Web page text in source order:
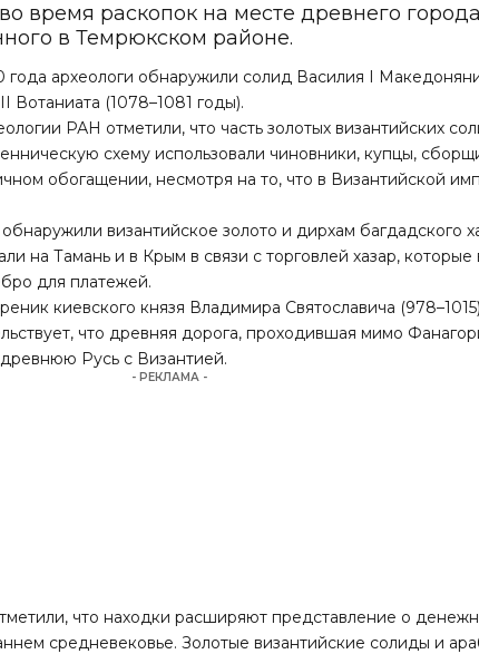
время раскопок на месте древнего города
в Темрюкском районе.
года археологи обнаружили солид Василия I
(1078–1081 годы).
РАН отметили, что часть золотых византийских
схему использовали чиновники, купцы,
обогащении, несмотря на то, что в Византийской
византийское золото и дирхам багдадского
на Тамань и в Крым в связи с торговлей хазар, которые
для платежей.
киевского князя Владимира Святославича
что древняя дорога, проходившая мимо
Русь с Византией.
- РЕКЛАМА -
что находки расширяют представление о
средневековье. Золотые византийские солиды и